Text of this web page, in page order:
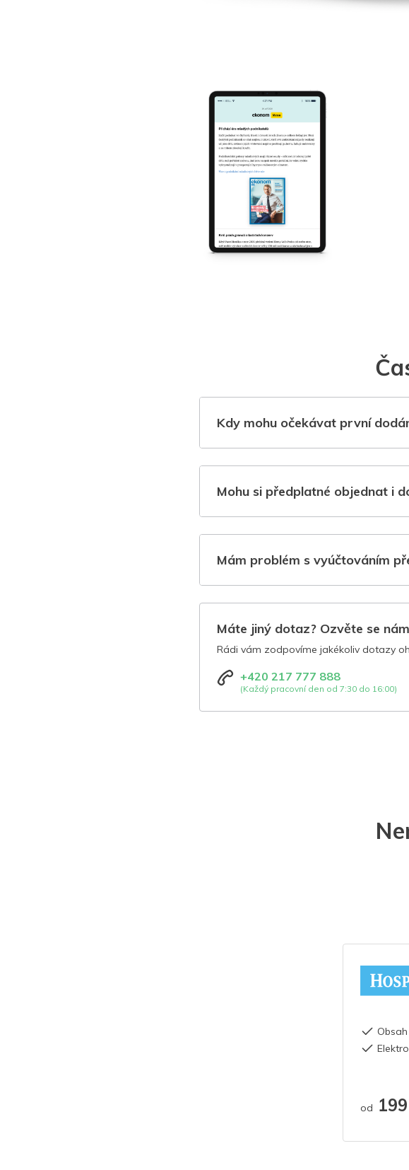
Kdy mohu očekávat první
Mohu si předplatné objednat i
Mám problém s vyúčtováním
Máte jiný dotaz? Ozvěte se
Rádi vám zodpovíme jakékoliv dotazy
+420 217 777 888
(Každý pracovní den od 7:30 do 16:00)
od